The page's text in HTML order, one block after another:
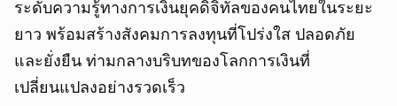
ระดับความรู้ทางการเงินยุคดิจิทัลของคนไทยในระยะ
ยาว พร้อมสร้างสังคมการลงทุนที่โปร่งใส ปลอดภัย
และยั่งยืน ท่ามกลางบริบทของโลกการเงินที่
เปลี่ยนแปลงอย่างรวดเร็ว